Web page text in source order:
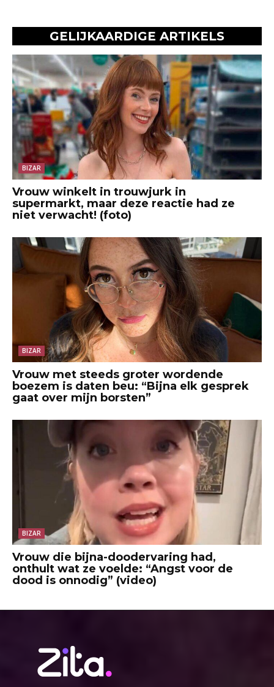
GELIJKAARDIGE ARTIKELS
BIZAR
Vrouw winkelt in trouwjurk in
supermarkt, maar deze reactie had ze
niet verwacht! (foto)
BIZAR
Vrouw met steeds groter wordende
boezem is daten beu: “Bijna elk gesprek
gaat over mijn borsten”
BIZAR
Vrouw die bijna-doodervaring had,
onthult wat ze voelde: “Angst voor de
dood is onnodig” (video)